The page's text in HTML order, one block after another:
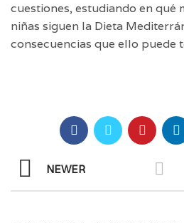
cuestiones, estudiando en qué
niñas siguen la Dieta
consecuencias que ello puede
NEWER